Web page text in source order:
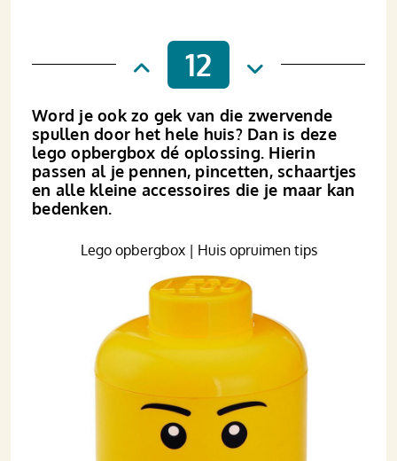
12
Word je ook zo gek van die zwervende
spullen door het hele huis? Dan is deze
lego opbergbox dé oplossing. Hierin
passen al je pennen, pincetten, schaartjes
en alle kleine accessoires die je maar kan
bedenken.
Lego opbergbox | Huis opruimen tips